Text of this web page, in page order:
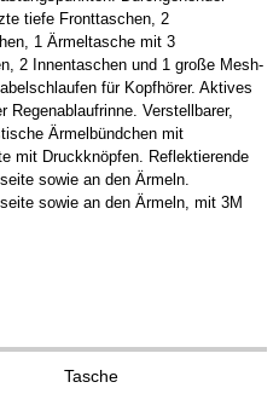
tiefe Fronttaschen, 2
1 Ärmeltasche mit 3
2 Innentaschen und 1 große Mesh-
für Kopfhörer. Aktives
Regenablaufrinne. Verstellbarer,
Ärmelbündchen mit
mit Druckknöpfen. Reflektierende
sowie an den Ärmeln.
sowie an den Ärmeln, mit 3M
Tasche